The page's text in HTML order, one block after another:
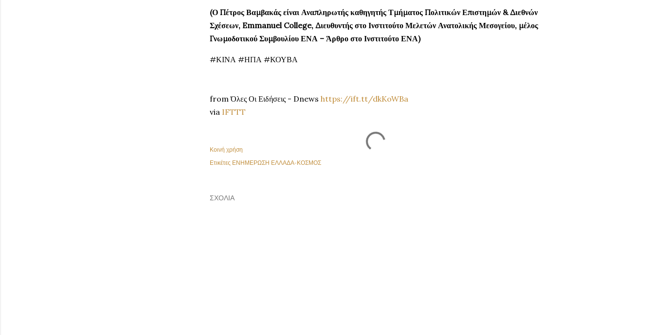
(Ο Πέτρος Βαμβακάς είναι Αναπληρωτής καθηγητής Τμήματος Πολιτικών Επιστημών & Διεθνών
Σχέσεων, Emmanuel College, Διευθυντής στο Ινστιτούτο Μελετών Ανατολικής Μεσογείου, μέλος
Γνωμοδοτικού Συμβουλίου ΕΝΑ – Άρθρο στο Ινστιτούτο ΕΝΑ)
#ΚΙΝΑ #ΗΠΑ #ΚΟΥΒΑ
from Όλες Οι Ειδήσεις - Dnews https://ift.tt/dkKoWBa
via IFTTT
Κοινή χρήση
Ετικέτες ΕΝΗΜΕΡΩΣΗ ΕΛΛΑΔΑ-ΚΟΣΜΟΣ
ΣΧΌΛΙΑ